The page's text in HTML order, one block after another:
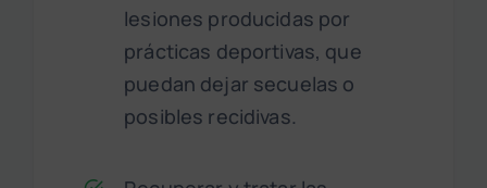
lesiones producidas por
prácticas deportivas, que
puedan dejar secuelas o
posibles recidivas.